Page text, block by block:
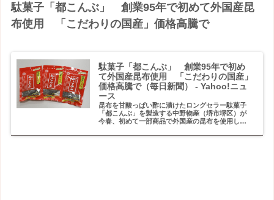
駄菓子「都こんぶ」 創業95年で初めて外国産昆
布使用 「こだわりの国産」価格高騰で
駄菓子「都こんぶ」 創業95年で初め
て外国産昆布使用 「こだわりの国産」
価格高騰で（毎日新聞） - Yahoo!ニュ
ース
昆布を甘酸っぱい酢に漬けたロングセラー駄菓子
「都こんぶ」を製造する中野物産（堺市堺区）が
今春、初めて一部商品で外国産の昆布を使用した
6）年の創業